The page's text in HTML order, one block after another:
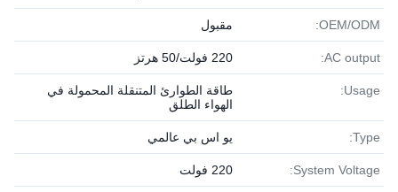
OEM/ODM: مقبول
AC output: 220 فولت/50 هرتز
Usage:
طاقة الطوارئ المتنقلة المحمولة في
الهواء الطلق
Type: يو اس بي عالمي
System Voltage: 220 فولت